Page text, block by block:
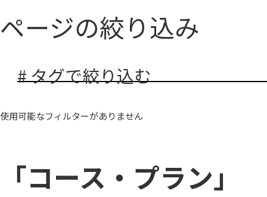
ページの絞り込み
# タグで絞り込む
使用可能なフィルターがありません
「コース・プラン」